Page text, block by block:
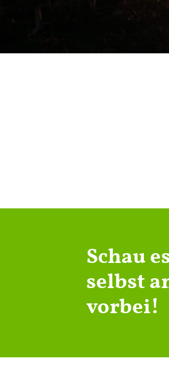
Schau
selbst
vorbei!